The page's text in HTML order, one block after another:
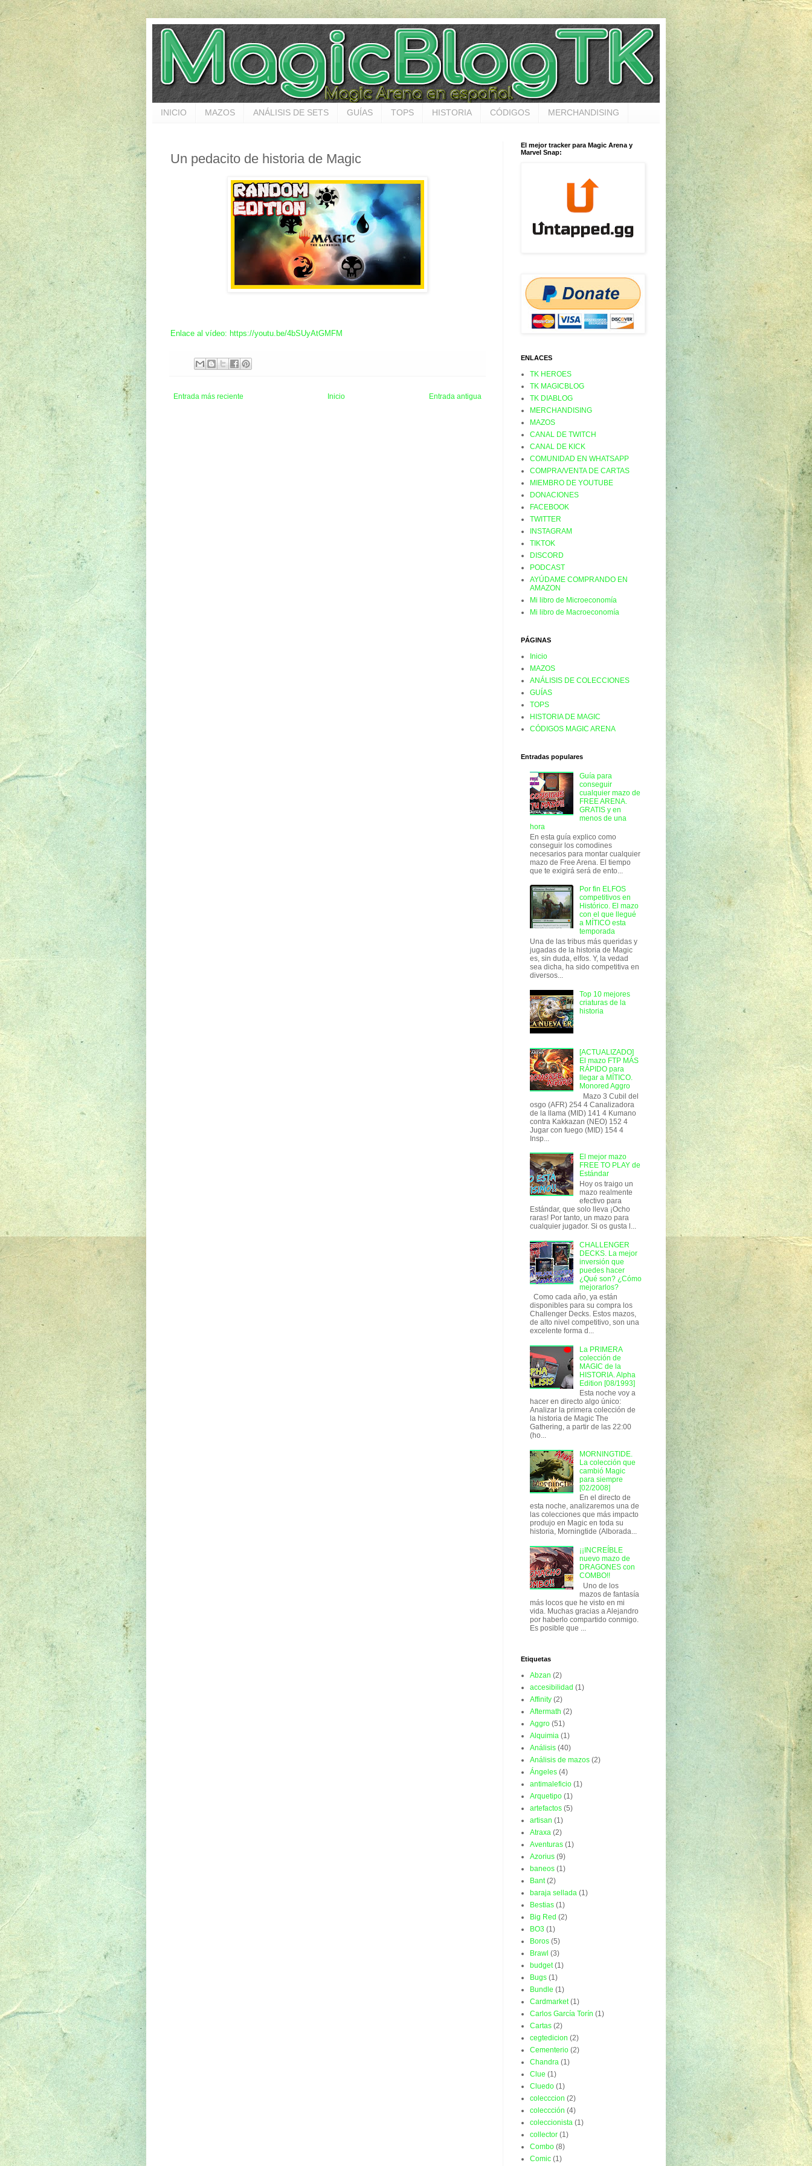
INICIO MAZOS ANÁLISIS DE SETS GUÍAS TOPS HISTORIA CÓDIGOS MERCHANDISING
Un pedacito de historia de Magic
Enlace al vídeo: https://youtu.be/4bSUyAtGMFM
Entrada más reciente Entrada antigua
Inicio
El mejor tracker para Magic Arena y
Marvel Snap:
ENLACES
TK HEROES
TK MAGICBLOG
TK DIABLOG
MERCHANDISING
MAZOS
CANAL DE TWITCH
CANAL DE KICK
COMUNIDAD EN WHATSAPP
COMPRA/VENTA DE CARTAS
MIEMBRO DE YOUTUBE
DONACIONES
FACEBOOK
TWITTER
INSTAGRAM
TIKTOK
DISCORD
PODCAST
AYÚDAME COMPRANDO EN
AMAZON
Mi libro de Microeconomía
Mi libro de Macroeconomía
PÁGINAS
Inicio
MAZOS
ANÁLISIS DE COLECCIONES
GUÍAS
TOPS
HISTORIA DE MAGIC
CÓDIGOS MAGIC ARENA
Entradas populares
Guía para
conseguir
cualquier mazo de
FREE ARENA.
GRATIS y en
menos de una
hora
En esta guía explico como
conseguir los comodines
necesarios para montar cualquier
mazo de Free Arena. El tiempo
que te exigirá será de ento...
Por fin ELFOS
competitivos en
Histórico. El mazo
con el que llegué
a MÍTICO esta
temporada
Una de las tribus más queridas y
jugadas de la historia de Magic
es, sin duda, elfos. Y, la vedad
sea dicha, ha sido competitiva en
diversos...
Top 10 mejores
criaturas de la
historia
[ACTUALIZADO]
El mazo FTP MÁS
RÁPIDO para
llegar a MÍTICO.
Monored Aggro
Mazo 3 Cubil del
osgo (AFR) 254 4 Canalizadora
de la llama (MID) 141 4 Kumano
contra Kakkazan (NEO) 152 4
Jugar con fuego (MID) 154 4
Insp...
El mejor mazo
FREE TO PLAY de
Estándar
Hoy os traigo un
mazo realmente
efectivo para
Estándar, que solo lleva ¡Ocho
raras! Por tanto, un mazo para
cualquier jugador. Si os gusta l...
CHALLENGER
DECKS. La mejor
inversión que
puedes hacer
¿Qué son? ¿Cómo
mejorarlos?
Como cada año, ya están
disponibles para su compra los
Challenger Decks. Estos mazos,
de alto nivel competitivo, son una
excelente forma d...
La PRIMERA
colección de
MAGIC de la
HISTORIA. Alpha
Edition [08/1993]
Esta noche voy a
hacer en directo algo único:
Analizar la primera colección de
la historia de Magic The
Gathering, a partir de las 22:00
(ho...
MORNINGTIDE.
La colección que
cambió Magic
para siempre
[02/2008]
En el directo de
esta noche, analizaremos una de
las colecciones que más impacto
produjo en Magic en toda su
historia, Morningtide (Alborada...
¡¡INCREÍBLE
nuevo mazo de
DRAGONES con
COMBO!!
Uno de los
mazos de fantasía
más locos que he visto en mi
vida. Muchas gracias a Alejandro
por haberlo compartido conmigo.
Es posible que ...
Etiquetas
Abzan (2)
accesibilidad (1)
Affinity (2)
Aftermath (2)
Aggro (51)
Alquimia (1)
Análisis (40)
Análisis de mazos (2)
Ángeles (4)
antimaleficio (1)
Arquetipo (1)
artefactos (5)
artisan (1)
Atraxa (2)
Aventuras (1)
Azorius (9)
baneos (1)
Bant (2)
baraja sellada (1)
Bestias (1)
Big Red (2)
BO3 (1)
Boros (5)
Brawl (3)
budget (1)
Bugs (1)
Bundle (1)
Cardmarket (1)
Carlos García Torín (1)
Cartas (2)
cegtedicion (2)
Cementerio (2)
Chandra (1)
Clue (1)
Cluedo (1)
colecccion (2)
coleccción (4)
coleccionista (1)
collector (1)
Combo (8)
Comic (1)